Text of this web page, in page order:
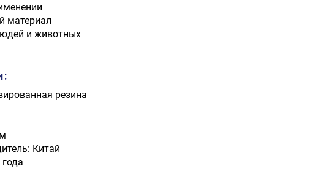
материал
и животных
резина
Китай